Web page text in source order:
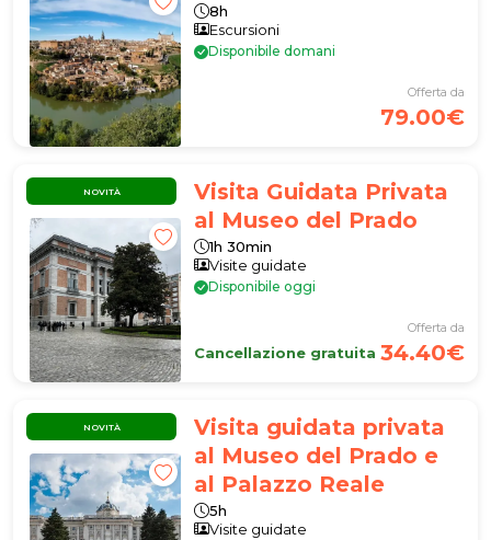
8h
Escursioni
Disponibile domani
Offerta da
79.00€
NOVITÀ
Visita Guidata Privata
al Museo del Prado
1h 30min
Visite guidate
Disponibile oggi
Cancellazione gratuita
Offerta da
34.40€
NOVITÀ
Visita guidata privata
al Museo del Prado e
al Palazzo Reale
5h
Visite guidate